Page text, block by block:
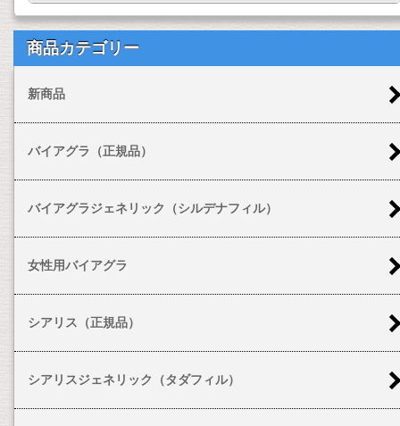
商品カテゴリー
新商品
バイアグラ（正規品）
バイアグラジェネリック（シルデナフィル）
女性用バイアグラ
シアリス（正規品）
シアリスジェネリック（タダフィル）